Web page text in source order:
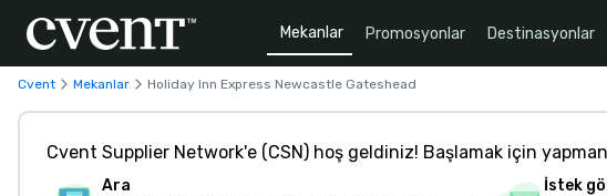
Mekanlar Promosyonlar Destinasyonlar
Cvent Mekanlar Holiday Inn Express Newcastle Gateshead
Cvent Supplier Network'e (CSN) hoş geldiniz! Başlamak için
Ara
İstek